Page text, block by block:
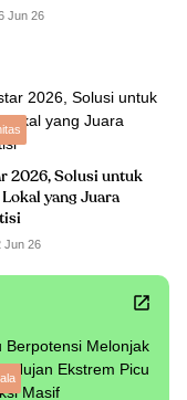
Jun 26
2026, Solusi untuk
yang Juara
Jun 26